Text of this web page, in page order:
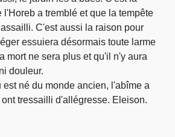
l'Horeb a tremblé et que la tempête
C'est aussi la raison pour
essuiera désormais toute larme
mort ne sera plus et qu'il n'y aura
douleur.
né du monde ancien, l'abîme a
tressailli d'allégresse. Eleison.